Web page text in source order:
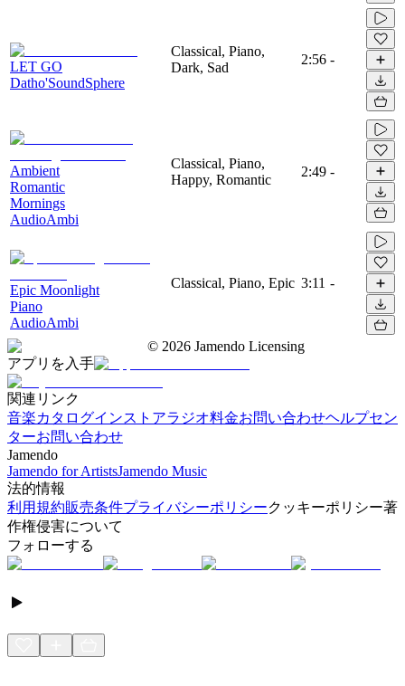
LET GO
Datho'SoundSphere
Classical, Piano,
Dark, Sad
2:56 -
Ambient
Romantic
Mornings
AudioAmbi
Classical, Piano,
Happy, Romantic
2:49 -
Epic Moonlight
Piano
AudioAmbi
Classical, Piano, Epic 3:11 -
© 2026 Jamendo Licensing
アプリを入手
関連リンク
音楽カタログインストアラジオ料金お問い合わせヘルプセン
ターお問い合わせ
Jamendo
Jamendo for ArtistsJamendo Music
法的情報
利用規約販売条件プライバシーポリシークッキーポリシー著
作権侵害について
フォローする